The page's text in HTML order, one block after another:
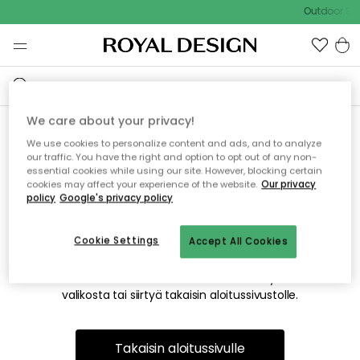
Outdoor
Emme valitettavasti löydä
etsimääsi sivua
Tämä voi johtua siitä, että sivua ei enää ole tai siitä, että se
on siirretty muualle. Pahoittelemme tästä mahdollisesti
valikosta tai siirtyä takaisin aloitussivustolle.
Takaisin aloitussivulle
We care about your privacy!
We use cookies to personalize content and ads, and to analyze
our traffic. You have the right and option to opt out of any non-
essential cookies while using our site. However, blocking certain
cookies may affect your experience of the website. Our privacy
policy Google's privacy policy
Accept All Cookies
Cookie Settings